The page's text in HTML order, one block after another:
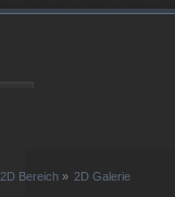
2D Bereich » 2D Galerie